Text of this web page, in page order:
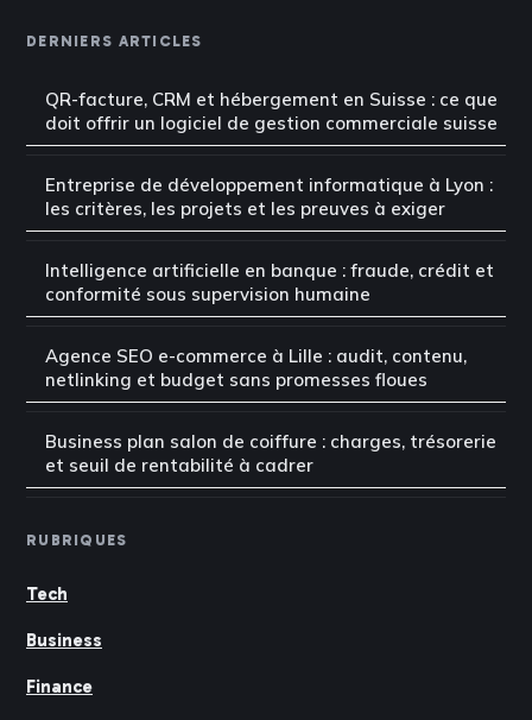
DERNIERS ARTICLES
QR-facture, CRM et hébergement en Suisse : ce que
doit offrir un logiciel de gestion commerciale suisse
Entreprise de développement informatique à Lyon :
les critères, les projets et les preuves à exiger
Intelligence artificielle en banque : fraude, crédit et
conformité sous supervision humaine
Agence SEO e-commerce à Lille : audit, contenu,
netlinking et budget sans promesses floues
Business plan salon de coiffure : charges, trésorerie
et seuil de rentabilité à cadrer
RUBRIQUES
Tech
Business
Finance